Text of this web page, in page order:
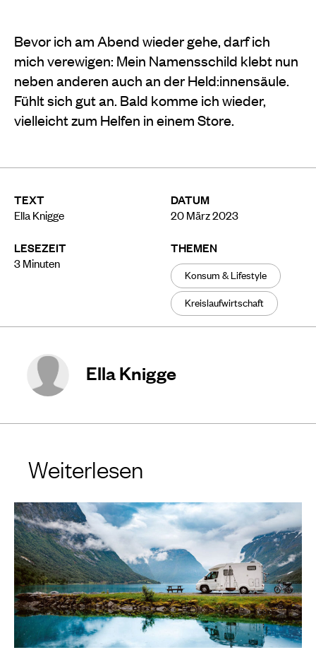
TEXT
Ella Knigge
LESEZEIT
3Minuten
DATUM
20 März 2023
THEMEN
Konsum & Lifestyle
Kreislaufwirtschaft
Bevor ich am Abend wieder gehe, darf ich
mich verewigen: Mein Namensschild klebt nun
neben anderen auch an der Held:innensäule.
Fühlt sich gut an. Bald komme ich wieder,
vielleicht zum Helfen in einem Store.
Ella Knigge
Weiterlesen